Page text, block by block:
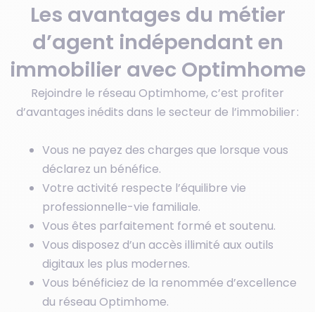
Les avantages du métier
d’agent indépendant en
immobilier avec Optimhome
Rejoindre le réseau Optimhome, c’est profiter
d’avantages inédits dans le secteur de l’immobilier :
Vous ne payez des charges que lorsque vous
déclarez un bénéfice.
Votre activité respecte l’équilibre vie
professionnelle-vie familiale.
Vous êtes parfaitement formé et soutenu.
Vous disposez d’un accès illimité aux outils
digitaux les plus modernes.
Vous bénéficiez de la renommée d’excellence
du réseau Optimhome.